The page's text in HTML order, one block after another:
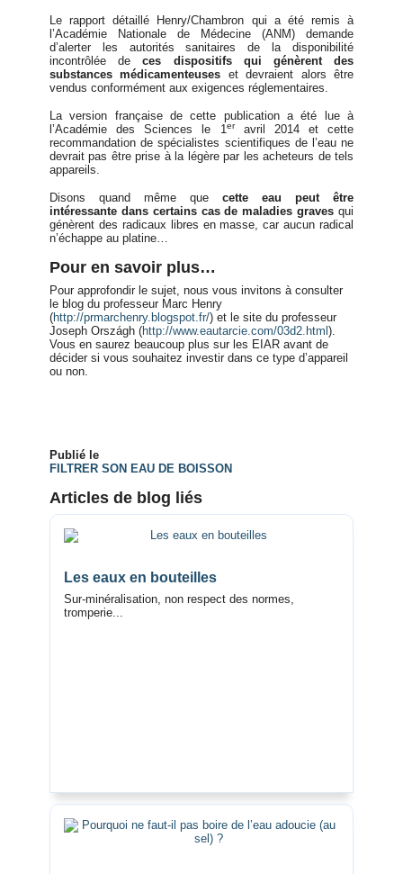
Le rapport détaillé Henry/Chambron qui a été remis à
l’Académie Nationale de Médecine (ANM) demande
d’alerter les autorités sanitaires de la disponibilité
incontrôlée deces dispositifs qui génèrent des
substances médicamenteuses et devraient alors être
vendus conformément aux exigences réglementaires.
La version française de cette publication a été lue à
l’Académie des Sciences le 1eravril 2014 et cette
recommandation de spécialistes scientifiques de l’eau ne
devrait pas être prise à la légère par les acheteurs de tels
appareils.
Disons quand même que cette eau peut être
intéressante dans certains cas de maladies graves qui
génèrent des radicaux libres en masse, car aucun radical
n’échappe au platine…
Pour en savoir plus…
Pour approfondir le sujet, nous vous invitons à consulter
le blog du professeur Marc Henry
(http://prmarchenry.blogspot.fr/) et le site du professeur
Joseph Országh (http://www.eautarcie.com/03d2.html ).
Vous en saurez beaucoup plus sur les EIAR avant de
décider si vous souhaitez investir dans ce type d’appareil
ou non.
Publié le
FILTRER SON EAU DE BOISSON
Articles de blog liés
Les eaux en bouteilles
Sur-minéralisation, non respect des normes,
tromperie...